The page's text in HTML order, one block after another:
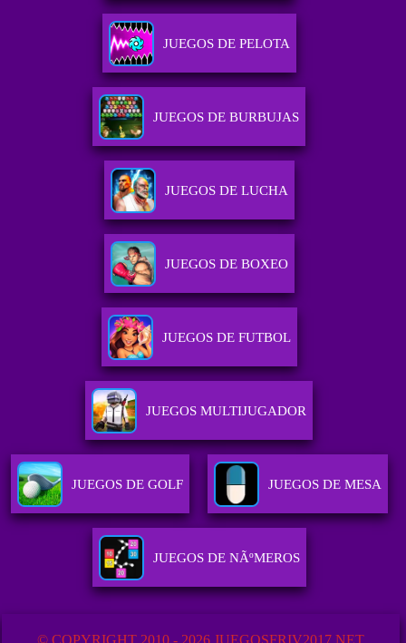
JUEGOS DE PELOTA
JUEGOS DE BURBUJAS
JUEGOS DE LUCHA
JUEGOS DE BOXEO
JUEGOS DE FUTBOL
JUEGOS MULTIJUGADOR
JUEGOS DE GOLF JUEGOS DE MESA
JUEGOS DE NÃºMEROS